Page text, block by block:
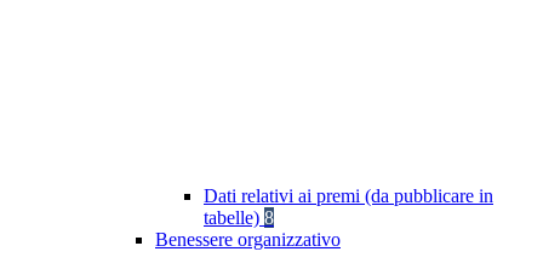
Dati relativi ai premi (da pubblicare in
tabelle) 8
Benessere organizzativo